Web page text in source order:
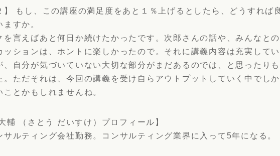
】 もし、この講座の満足度をあと１％上げるとしたら、どうすれば良
すか。
を言えばあと何日か続けたかったです。次郎さんの話や、みんなとの
ッションは、ホントに楽しかったので。それに講義内容は充実してい
、自分が気づいていない大切な部分がまだあるのでは、と思ったりも
。ただそれは、今回の講義を受け自らアウトプットしていく中でしか
ことかもしれませんね。
輔 （さとう だいすけ）プロフィール】
サルティング会社勤務。コンサルティング業界に入って5年になる。